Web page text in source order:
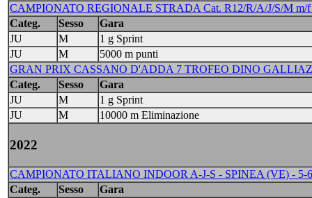
CAMPIONATO REGIONALE STRADA Cat. R12/R/A/J/S/M m/
Categ.
Sesso
Gara
JU
M
1 g Sprint
JU
M
5000 m punti
GRAN PRIX CASSANO D'ADDA 7 TROFEO DINO
Categ.
Sesso
Gara
JU
M
1 g Sprint
JU
M 10000 m Eliminazione
2022
CAMPIONATO ITALIANO INDOOR A-J-S - SPINEA (VE) - 5-
Categ.
Sesso
Gara